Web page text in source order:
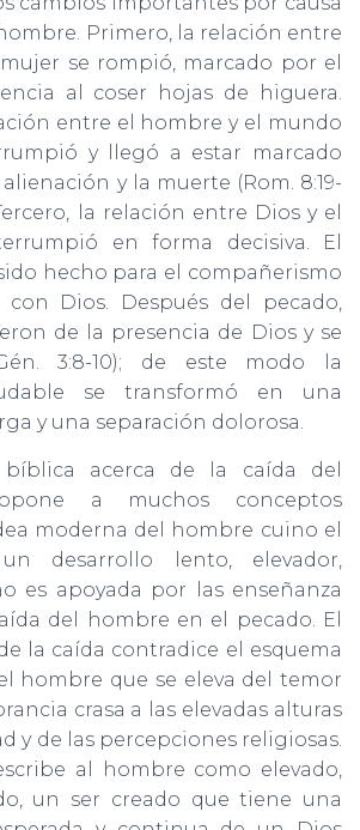
Primero, la relación entre
se rompió, marcado por el
al coser hojas de higuera.
entre el hombre y el mundo
y llegó a estar marcado
y la muerte (Rom. 8:19-
la relación entre Dios y el
en forma decisiva. El
hecho para el compañerismo
Dios. Después del pecado,
de la presencia de Dios y se
3:8-10); de este modo la
se transformó en una
y una separación dolorosa.
bíblica acerca de la caída del
a muchos conceptos
moderna del hombre cuino el
desarrollo lento, elevador,
es apoyada por las enseñanza
del hombre en el pecado. El
la caída contradice el esquema
hombre que se eleva del temor
crasa a las elevadas alturas
y de las percepciones religiosas.
al hombre como elevado,
un ser creado que tiene una